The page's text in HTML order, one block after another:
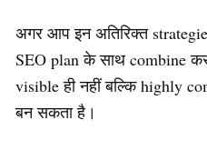
अगर आप इन अतिरिक्त
SEO plan के साथ combine
visible ही नहीं बल्कि highly
बन सकता है।